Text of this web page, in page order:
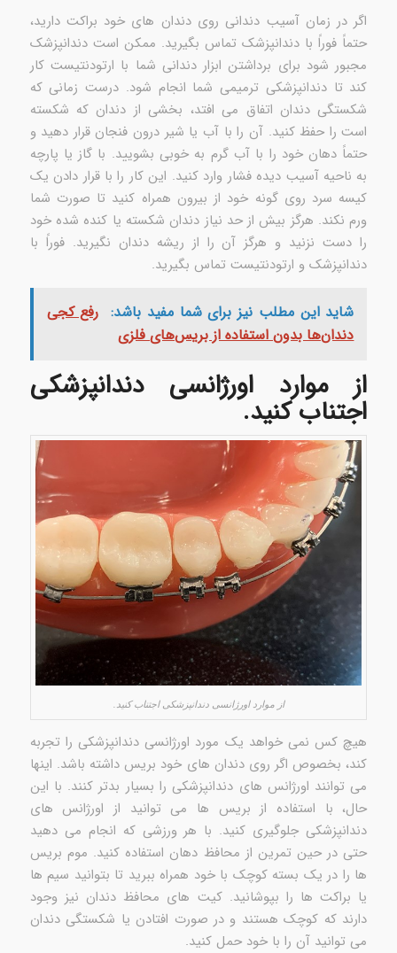
اگر در زمان آسیب دندانی روی دندان های خود براکت دارید،
حتماً فوراً با دندانپزشک تماس بگیرید. ممکن است دندانپزشک
مجبور شود برای برداشتن ابزار دندانی شما با ارتودنتیست کار
کند تا دندانپزشکی ترمیمی شما انجام شود. درست زمانی که
شکستگی دندان اتفاق می افتد، بخشی از دندان که شکسته
است را حفظ کنید. آن را با آب یا شیر درون فنجان قرار دهید و
حتماً دهان خود را با آب گرم به خوبی بشویید. با گاز یا پارچه
به ناحیه آسیب دیده فشار وارد کنید. این کار را با قرار دادن یک
کیسه سرد روی گونه خود از بیرون همراه کنید تا صورت شما
ورم نکند. هرگز بیش از حد نیاز دندان شکسته یا کنده شده خود
را دست نزنید و هرگز آن را از ریشه دندان نگیرید. فوراً با
دندانپزشک و ارتودنتیست تماس بگیرید.
شاید این مطلب نیز برای شما مفید باشد: رفع کجی
دندان‌ها بدون استفاده از بریس‌های فلزی
از موارد اورژانسی دندانپزشکی
اجتناب کنید.
از موارد اورژانسی دندانپزشکی اجتناب کنید.
هیچ کس نمی خواهد یک مورد اورژانسی دندانپزشکی را تجربه
کند، بخصوص اگر روی دندان های خود بریس داشته باشد. اینها
می توانند اورژانس های دندانپزشکی را بسیار بدتر کنند. با این
حال، با استفاده از بریس ها می توانید از اورژانس های
دندانپزشکی جلوگیری کنید. با هر ورزشی که انجام می دهید
حتی در حین تمرین از محافظ دهان استفاده کنید. موم بریس
ها را در یک بسته کوچک با خود همراه ببرید تا بتوانید سیم ها
یا براکت ها را بپوشانید. کیت های محافظ دندان نیز وجود
دارند که کوچک هستند و در صورت افتادن یا شکستگی دندان
می توانید آن را با خود حمل کنید.